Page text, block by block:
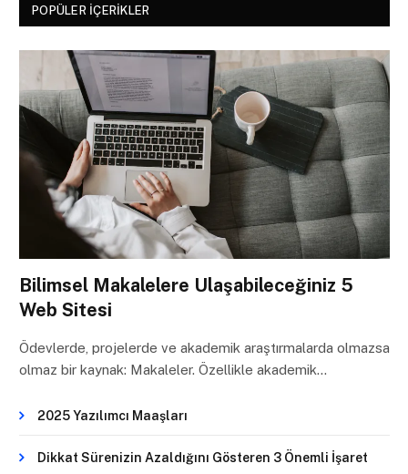
POPÜLER İÇERIKLER
Bilimsel Makalelere Ulaşabileceğiniz 5
Web Sitesi
Ödevlerde, projelerde ve akademik araştırmalarda olmazsa
olmaz bir kaynak: Makaleler. Özellikle akademik…
2025 Yazılımcı Maaşları
Dikkat Sürenizin Azaldığını Gösteren 3 Önemli İşaret